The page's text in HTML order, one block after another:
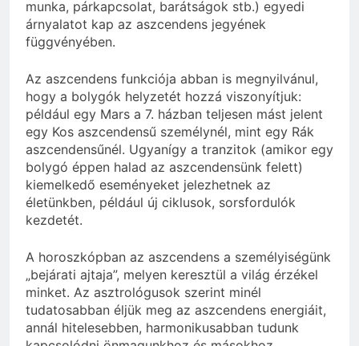
munka, párkapcsolat, barátságok stb.) egyedi
árnyalatot kap az aszcendens jegyének
függvényében.
Az aszcendens funkciója abban is megnyilvánul,
hogy a bolygók helyzetét hozzá viszonyítjuk:
például egy Mars a 7. házban teljesen mást jelent
egy Kos aszcendensű személynél, mint egy Rák
aszcendensűnél. Ugyanígy a tranzitok (amikor egy
bolygó éppen halad az aszcendensünk felett)
kiemelkedő eseményeket jelezhetnek az
életünkben, például új ciklusok, sorsfordulók
kezdetét.
A horoszkópban az aszcendens a személyiségünk
„bejárati ajtaja”, melyen keresztül a világ érzékel
minket. Az asztrológusok szerint minél
tudatosabban éljük meg az aszcendens energiáit,
annál hitelesebben, harmonikusabban tudunk